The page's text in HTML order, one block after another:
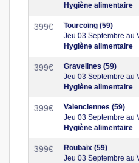
Hygiène alimentaire
399€
Tourcoing (59)
Jeu 03 Septembre au
Hygiène alimentaire
399€
Gravelines (59)
Jeu 03 Septembre au
Hygiène alimentaire
399€
Valenciennes (59)
Jeu 03 Septembre au
Hygiène alimentaire
399€
Roubaix (59)
Jeu 03 Septembre au